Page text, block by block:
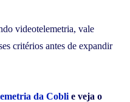
videotelemetria, vale
critérios antes de expandir
da Cobli e veja o